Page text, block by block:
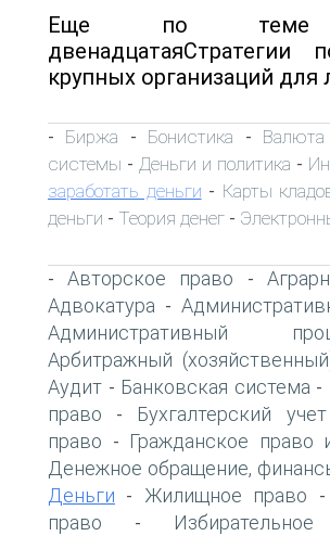
Еще по теме
двенадцатаяСтратегии
крупных организаций для
- Биржа - Бонистика - Валюта
системы - Деньги и политика -
заработать деньги - Карты
деньги - Теория денег -
-Авторское право -
Адвокатура -
Административный
Арбитражный
Аудит - Банковская система -
право - Бухгалтерский учет
право - Гражданское право
Денежное обращение,
Деньги - Жилищное право -
право -